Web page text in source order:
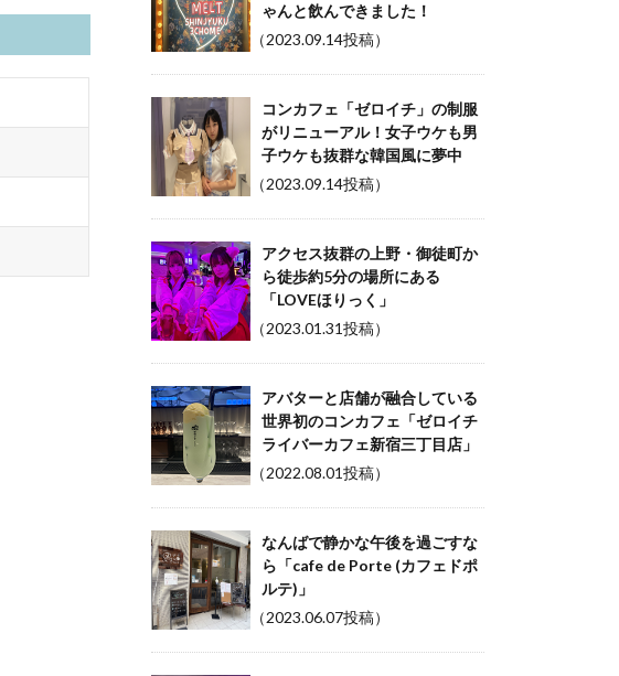
ゃんと飲んできました！
（2023.09.14投稿）
コンカフェ「ゼロイチ」の制服
がリニューアル！女子ウケも男
子ウケも抜群な韓国風に夢中
（2023.09.14投稿）
アクセス抜群の上野・御徒町か
ら徒歩約5分の場所にある
「LOVEほりっく」
（2023.01.31投稿）
アバターと店舗が融合している
世界初のコンカフェ「ゼロイチ
ライバーカフェ新宿三丁目店」
（2022.08.01投稿）
なんばで静かな午後を過ごすな
ら「cafe de Porte (カフェドポ
ルテ)」
（2023.06.07投稿）